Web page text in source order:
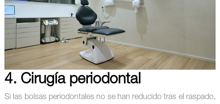
4. Cirugía periodontal
Si las bolsas periodontales no se han reducido tras el raspado,